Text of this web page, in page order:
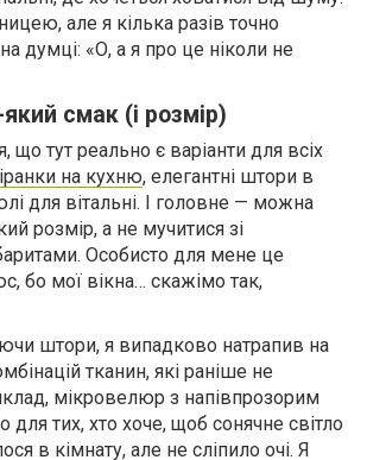
але я кілька разів точно
думці: «О, а я про це ніколи не
смак (і розмір)
що тут реально є варіанти для всіх
на кухню, елегантні штори в
для вітальні. І головне — можна
розмір, а не мучитися зі
Особисто для мене це
бо мої вікна… скажімо так,
штори, я випадково натрапив на
тканин, які раніше не
мікровелюр з напівпрозорим
тих, хто хоче, щоб сонячне світло
в кімнату, але не сліпило очі. Я